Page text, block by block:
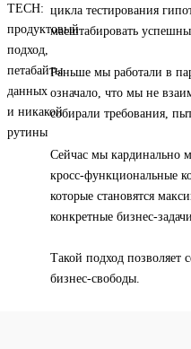
цикла тестирования
масштабировать
Раньше мы работали в
означало, что мы не
собирали требования,
Сейчас мы кардинально
кросс-функциональные
которые становятся
конкретные бизнес-
Такой подход позволяет
бизнес-свободы.